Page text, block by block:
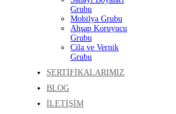
Grubu
Mobilya Grubu
Ahşap Koruyucu
Grubu
Cila ve Vernik
Grubu
SERTİFİKALARIMIZ
BLOG
İLETİŞİM